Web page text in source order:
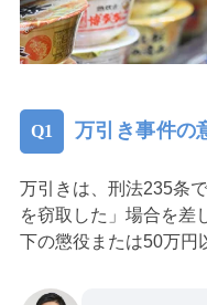
万引き事件の
万引きは、刑法235条
を窃取した」場合を差
下の懲役または50万円